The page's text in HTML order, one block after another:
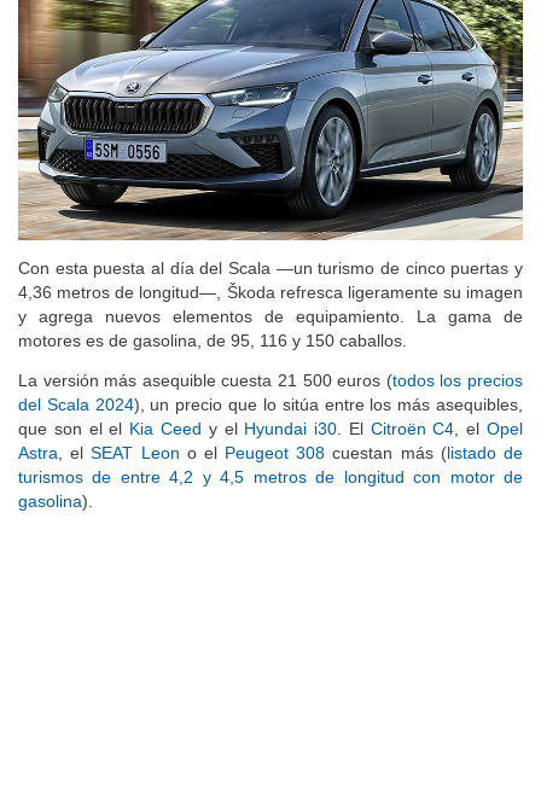
Con esta puesta al día del Scala —un turismo de cinco puertas y
4,36 metros de longitud—, Škoda refresca ligeramente su imagen
y agrega nuevos elementos de equipamiento. La gama de
motores es de gasolina, de 95, 116 y 150 caballos.
La versión más asequible cuesta 21 500 euros (todos los precios
del Scala 2024), un precio que lo sitúa entre los más asequibles,
que son el el Kia Ceed y el Hyundai i30. El Citroën C4, elOpel
Astra, elSEAT Leon o el Peugeot 308 cuestan más (listado de
turismos de entre 4,2 y 4,5 metros de longitud con motor de
gasolina).